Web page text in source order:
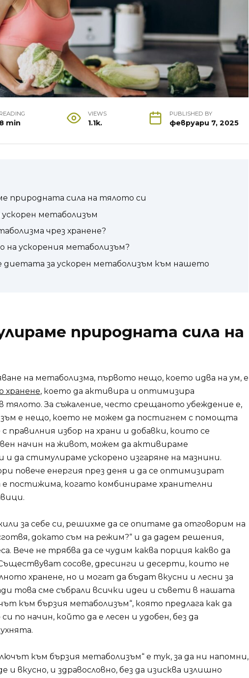
READING
8 min
VIEWS
1.1k.
PUBLISHED BY
февруари 7, 2025
природната сила на тялото си
метаболизъм
чрез хранене?
на ускорения метаболизъм?
диетата за ускорен метаболизъм към нашето
природната сила на
на метаболизма, първото нещо, което идва на ум, е
хранене, което да активира и оптимизира
За съжаление, често срещаното убеждение е,
е нещо, което не можем да постигнем с помощта
правилния избор на храни и добавки, които се
начин на живот, можем да активираме
да стимулираме ускорено изгаряне на мазнини.
повече енергия през деня и да се оптимизират
постижима, когато комбинираме хранителни
за себе си, решихме да се опитаме да отговорим на
докато съм на режим?“ и да дадем решения,
Вече не трябва да се чудим каква порция какво да
сосове, дресинги и десерти, които не
хранене, но и могат да бъдат вкусни и лесни за
това сме събрали всички идеи и съвети в нашата
към бързия метаболизъм“, която предлага как да
по начин, който да е лесен и удобен, без да
към бързия метаболизъм“ е тук, за да ни напомни,
и вкусно, и здравословно, без да изисква излишно